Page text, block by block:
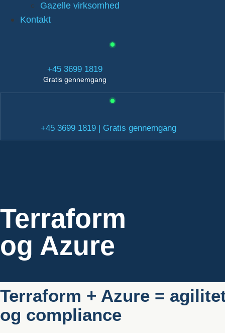
Gazelle virksomhed
Kontakt
+45 3699 1819
Gratis gennemgang
+45 3699 1819 | Gratis gennemgang
Terraform
og Azure
Terraform + Azure =
og compliance